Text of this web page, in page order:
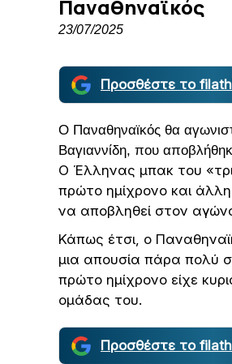
Παναθηναϊκός
23/07/2025
Προσθέστε το
Ο Παναθηναϊκός θα
Βαγιαννίδη, που
Ο Έλληνας μπακ του
πρώτο ημίχρονο και
να αποβληθεί στον
Κάπως έτσι, ο
μια απουσία πάρα πολύ
πρώτο ημίχρονο είχε
ομάδας του.
Προσθέστε το